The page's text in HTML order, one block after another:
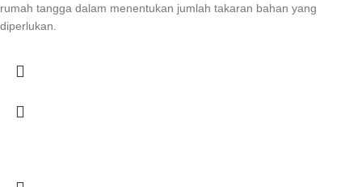
rumah tangga dalam menentukan jumlah takaran bahan yang
diperlukan.